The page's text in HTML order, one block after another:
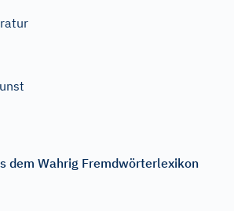
dem Wahrig Fremdwörterlexikon